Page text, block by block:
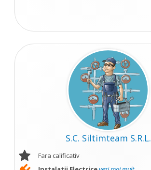
S.C. Siltimteam S.R.L.
Fara calificativ